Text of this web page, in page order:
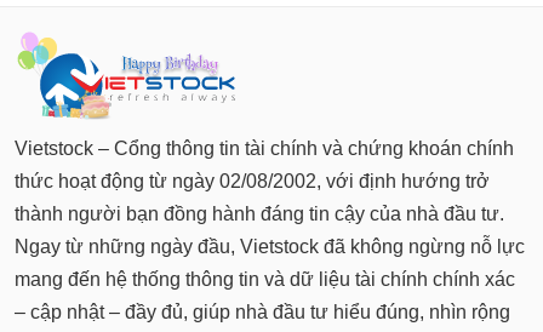
Vietstock – Cổng thông tin tài chính và chứng khoán chính
thức hoạt động từ ngày 02/08/2002, với định hướng trở
thành người bạn đồng hành đáng tin cậy của nhà đầu tư.
Ngay từ những ngày đầu, Vietstock đã không ngừng nỗ lực
mang đến hệ thống thông tin và dữ liệu tài chính chính xác
– cập nhật – đầy đủ, giúp nhà đầu tư hiểu đúng, nhìn rộng
và tự tin đưa ra quyết định trong hành trình đầu tư của